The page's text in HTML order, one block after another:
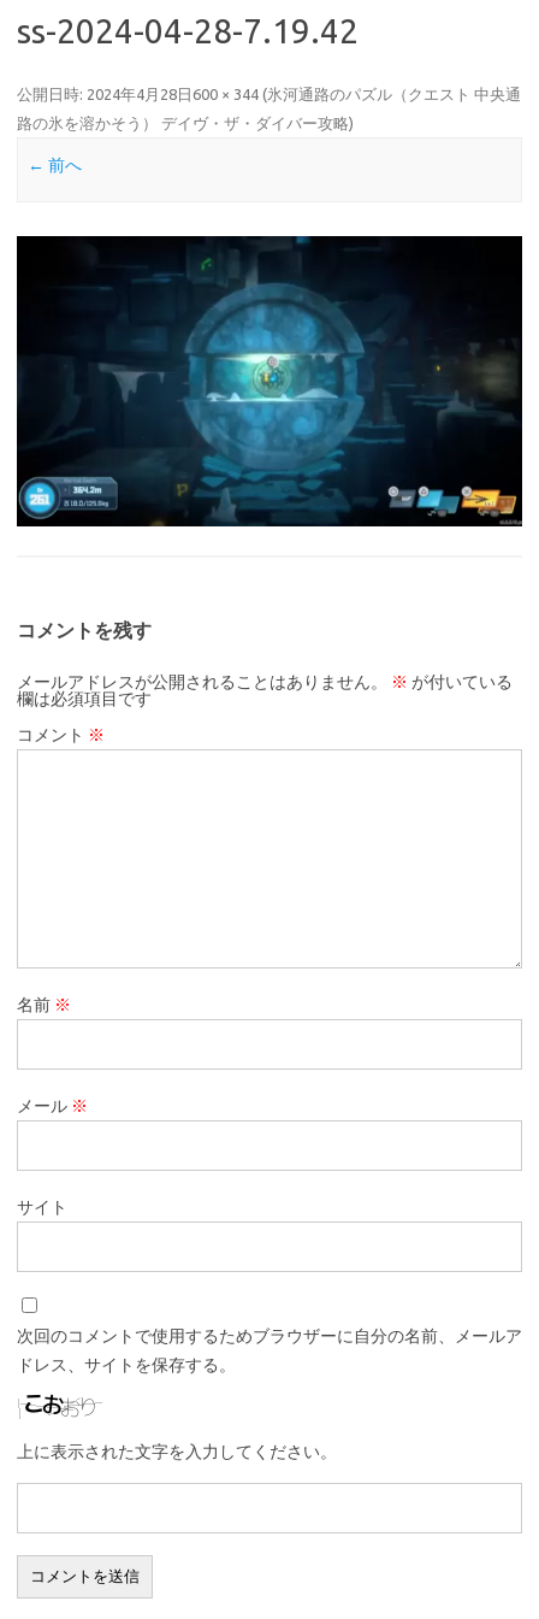
ss-2024-04-28-7.19.42
公開日時: 2024年4月28日 600 × 344 (氷河通路のパズル（クエスト 中央通
路の氷を溶かそう） デイヴ・ザ・ダイバー攻略)
← 前へ
コメントを残す
メールアドレスが公開されることはありません。 ※ が付いている
欄は必須項目です
コメント ※
名前 ※
メール ※
サイト
次回のコメントで使用するためブラウザーに自分の名前、メールア
ドレス、サイトを保存する。
上に表示された文字を入力してください。